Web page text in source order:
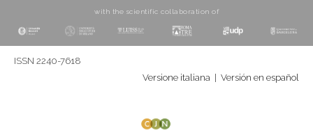
with the scientific collaboration of
ISSN 2240-7618
Versione italiana
Versión en español